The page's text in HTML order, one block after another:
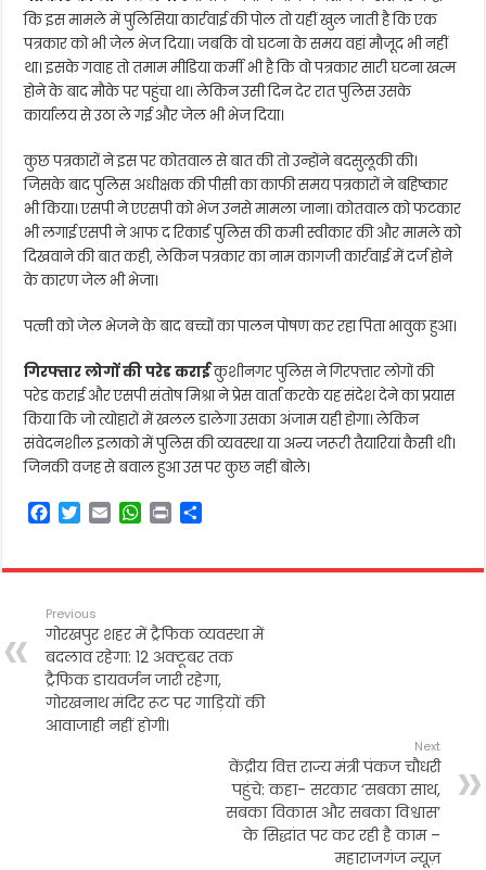
कि इस मामले में पुलिसिया कार्रवाई की पोल तो यहीं खुल जाती है कि एक
पत्रकार को भी जेल भेज दिया। जबकि वो घटना के समय वहां मौजूद भी नहीं
था। इसके गवाह तो तमाम मीडिया कर्मी भी है कि वो पत्रकार सारी घटना खत्म
होने के बाद मौके पर पहुंचा था। लेकिन उसी दिन देर रात पुलिस उसके
कार्यालय से उठा ले गई और जेल भी भेज दिया।
कुछ पत्रकारों ने इस पर कोतवाल से बात की तो उन्होंने बदसुलूकी की।
जिसके बाद पुलिस अधीक्षक की पीसी का काफी समय पत्रकारों ने बहिष्कार
भी किया। एसपी ने एएसपी को भेज उनसे मामला जाना। कोतवाल को फटकार
भी लगाई एसपी ने आफ द रिकार्ड पुलिस की कमी स्वीकार की और मामले को
दिखवाने की बात कही, लेकिन पत्रकार का नाम कागजी कार्रवाई में दर्ज होने
के कारण जेल भी भेजा।
पत्नी को जेल भेजने के बाद बच्चों का पालन पोषण कर रहा पिता भावुक हुआ।
गिरफ्तार लोगों की परेड कराईकुशीनगर पुलिस ने गिरफ्तार लोगों की
परेड कराई और एसपी संतोष मिश्रा ने प्रेस वार्ता करके यह संदेश देने का प्रयास
किया कि जो त्योहारों में खलल डालेगा उसका अंजाम यही होगा। लेकिन
संवेदनशील इलाको में पुलिस की व्यवस्था या अन्य जरूरी तैयारियां कैसी थी।
जिनकी वजह से बवाल हुआ उस पर कुछ नहीं बोले।
F
e
o
o
k
T
t
e
r
E
i
W
t
A
p
p
P
n
r
Previous
गोरखपुर शहर में ट्रैफिक व्यवस्था में
बदलाव रहेगा: 12 अक्टूबर तक
ट्रैफिक डायवर्जन जारी रहेगा,
गोरखनाथ मंदिर रूट पर गाड़ियों की
आवाजाही नहीं होगी।
Next
केंद्रीय वित्त राज्य मंत्री पंकज चौधरी
पहुंचे: कहा- सरकार ‘सबका साथ,
सबका विकास और सबका विश्वास’
के सिद्धांत पर कर रही है काम –
महाराजगंज न्यूज़